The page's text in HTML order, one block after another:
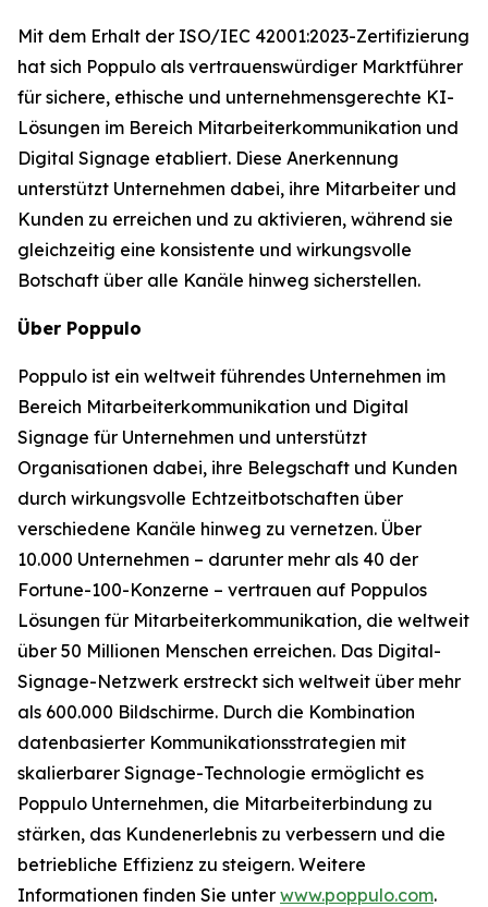
Mit dem Erhalt der ISO/IEC 42001:2023-Zertifizierung
hat sich Poppulo als vertrauenswürdiger Marktführer
für sichere, ethische und unternehmensgerechte KI-
Lösungen im Bereich Mitarbeiterkommunikation und
Digital Signage etabliert. Diese Anerkennung
unterstützt Unternehmen dabei, ihre Mitarbeiter und
Kunden zu erreichen und zu aktivieren, während sie
gleichzeitig eine konsistente und wirkungsvolle
Botschaft über alle Kanäle hinweg sicherstellen.
Über Poppulo
Poppulo ist ein weltweit führendes Unternehmen im
Bereich Mitarbeiterkommunikation und Digital
Signage für Unternehmen und unterstützt
Organisationen dabei, ihre Belegschaft und Kunden
durch wirkungsvolle Echtzeitbotschaften über
verschiedene Kanäle hinweg zu vernetzen. Über
10.000 Unternehmen – darunter mehr als 40 der
Fortune-100-Konzerne – vertrauen auf Poppulos
Lösungen für Mitarbeiterkommunikation, die weltweit
über 50 Millionen Menschen erreichen. Das Digital-
Signage-Netzwerk erstreckt sich weltweit über mehr
als 600.000 Bildschirme. Durch die Kombination
datenbasierter Kommunikationsstrategien mit
skalierbarer Signage-Technologie ermöglicht es
Poppulo Unternehmen, die Mitarbeiterbindung zu
stärken, das Kundenerlebnis zu verbessern und die
betriebliche Effizienz zu steigern. Weitere
Informationen finden Sie unter www.poppulo.com.